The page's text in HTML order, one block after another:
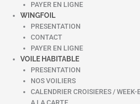
PAYER EN LIGNE
WINGFOIL
PRESENTATION
CONTACT
PAYER EN LIGNE
VOILE HABITABLE
PRESENTATION
NOS VOILIERS
CALENDRIER CROISIERES /
A LA CARTE